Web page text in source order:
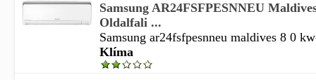
Samsung AR24FSFPESNNEU
Oldalfali ...
Samsung ar24fsfpesnneu maldives 8 0
Klíma